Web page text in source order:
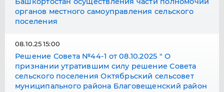
органов местного самоуправления сельского
поселения
Решение Совета №44-1 от 08.10.2025 " О
признании утратившим силу решение Совета
сельского поселения Октябрьский сельсовет
муниципального района Благовещенский район
08.10.25 15:00